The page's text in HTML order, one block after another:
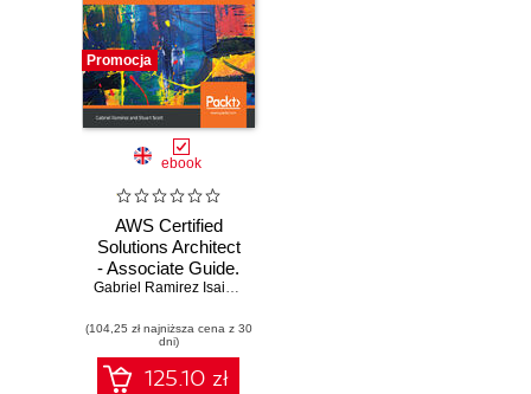
Promocja
ebook
AWS Certified
Solutions Architect
- Associate Guide.
The ultimate exam
Solutions Architect
certification
Gabriel Ramirez Isaias Ramirez Melgarejo
(104,25 zł najniższa cena z 30
dni)
125.10 zł